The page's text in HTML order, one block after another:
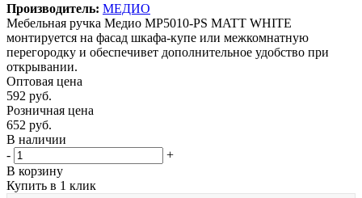
Производитель: МЕДИО
Мебельная ручка Медио МР5010-PS MATT WHITE
монтируется на фасад шкафа-купе или межкомнатную
перегородку и обеспечивет дополнительное удобство при
открывании.
Оптовая цена
592 руб.
Розничная цена
652 руб.
В наличии
-
+
В корзину
Купить в 1 клик